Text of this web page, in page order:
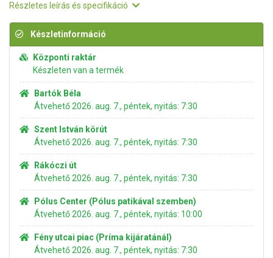
Részletes leírás és specifikáció
Készletinformáció
Központi raktár
Készleten van a termék
Bartók Béla
Átvehető 2026. aug. 7., péntek, nyitás: 7:30
Szent István körút
Átvehető 2026. aug. 7., péntek, nyitás: 7:30
Rákóczi út
Átvehető 2026. aug. 7., péntek, nyitás: 7:30
Pólus Center (Pólus patikával szemben)
Átvehető 2026. aug. 7., péntek, nyitás: 10:00
Fény utcai piac (Príma kijáratánál)
Átvehető 2026. aug. 7., péntek, nyitás: 7:30